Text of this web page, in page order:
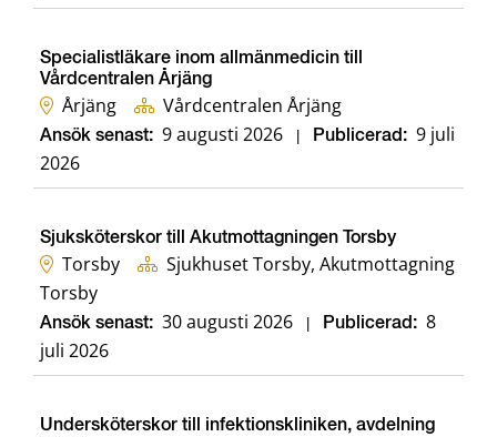
Specialistläkare inom allmänmedicin till
Vårdcentralen Årjäng
Årjäng Vårdcentralen Årjäng
Ansök senast: 9 augusti 2026 Publicerad: 9 juli
2026
Sjuksköterskor till Akutmottagningen Torsby
Torsby
Sjukhuset Torsby, Akutmottagning
Torsby
Ansök senast: 30 augusti 2026 Publicerad: 8
juli 2026
Undersköterskor till infektionskliniken, avdelning